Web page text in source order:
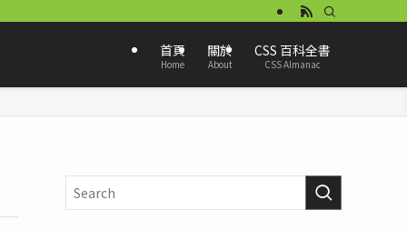
首頁
Home
關於
About
CSS 百科全書
CSS Almanac